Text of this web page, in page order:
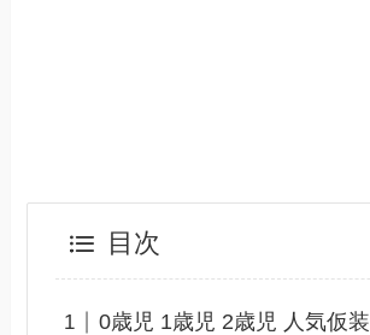
目次
0歳児 1歳児 2歳児 人気仮装